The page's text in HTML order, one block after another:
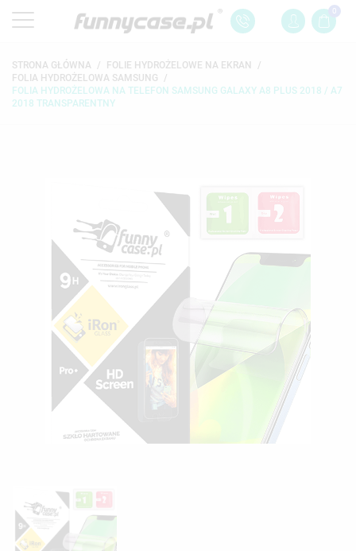
0
STRONA GŁÓWNA
FOLIE HYDROŻELOWE NA EKRAN
FOLIA HYDROŻELOWA SAMSUNG
FOLIA HYDROŻELOWA NA TELEFON SAMSUNG GALAXY A8 PLUS 2018 / A7
2018 TRANSPARENTNY